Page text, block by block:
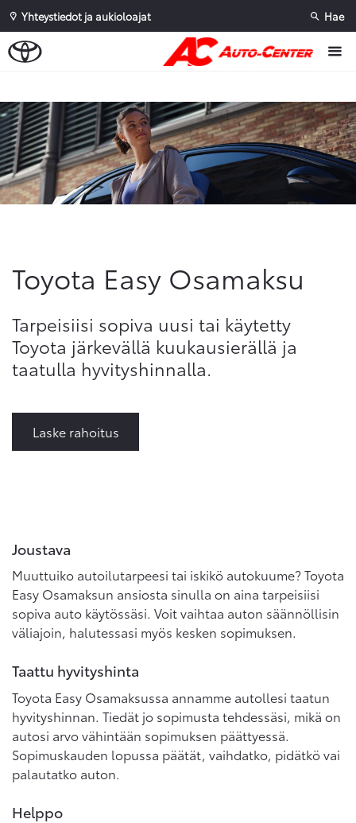
Yhteystiedot ja aukioloajat Hae
Toyota Easy Osamaksu
Tarpeisiisi sopiva uusi tai käytetty
Toyota järkevällä kuukausierällä ja
taatulla hyvityshinnalla.
Laske rahoitus
Joustava
Muuttuiko autoilutarpeesi tai iskikö autokuume? Toyota
Easy Osamaksun ansiosta sinulla on aina tarpeisiisi
sopiva auto käytössäsi. Voit vaihtaa auton säännöllisin
väliajoin, halutessasi myös kesken sopimuksen.
Taattu hyvityshinta
Toyota Easy Osamaksussa annamme autollesi taatun
hyvityshinnan. Tiedät jo sopimusta tehdessäsi, mikä on
autosi arvo vähintään sopimuksen päättyessä.
Sopimuskauden lopussa päätät, vaihdatko, pidätkö vai
palautatko auton.
Helppo